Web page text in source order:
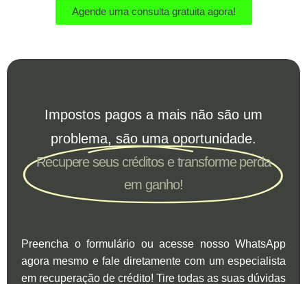
Agende uma consulta gratuita agora!
Impostos pagos a mais não são um
problema, são uma oportunidade.
Recupere seus créditos e transforme perda
em ganho!
Preencha o formulário ou acesse nosso WhatsApp
agora mesmo e fale diretamente com um especialista
em recuperação de crédito! Tire todas as suas dúvidas